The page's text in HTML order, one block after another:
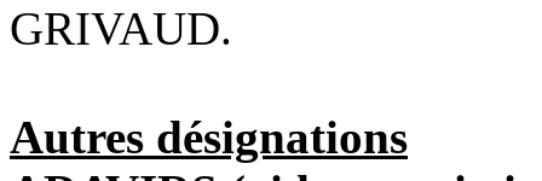
GRIVAUD.
Autres désignations